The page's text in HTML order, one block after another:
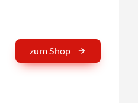
zum Shop